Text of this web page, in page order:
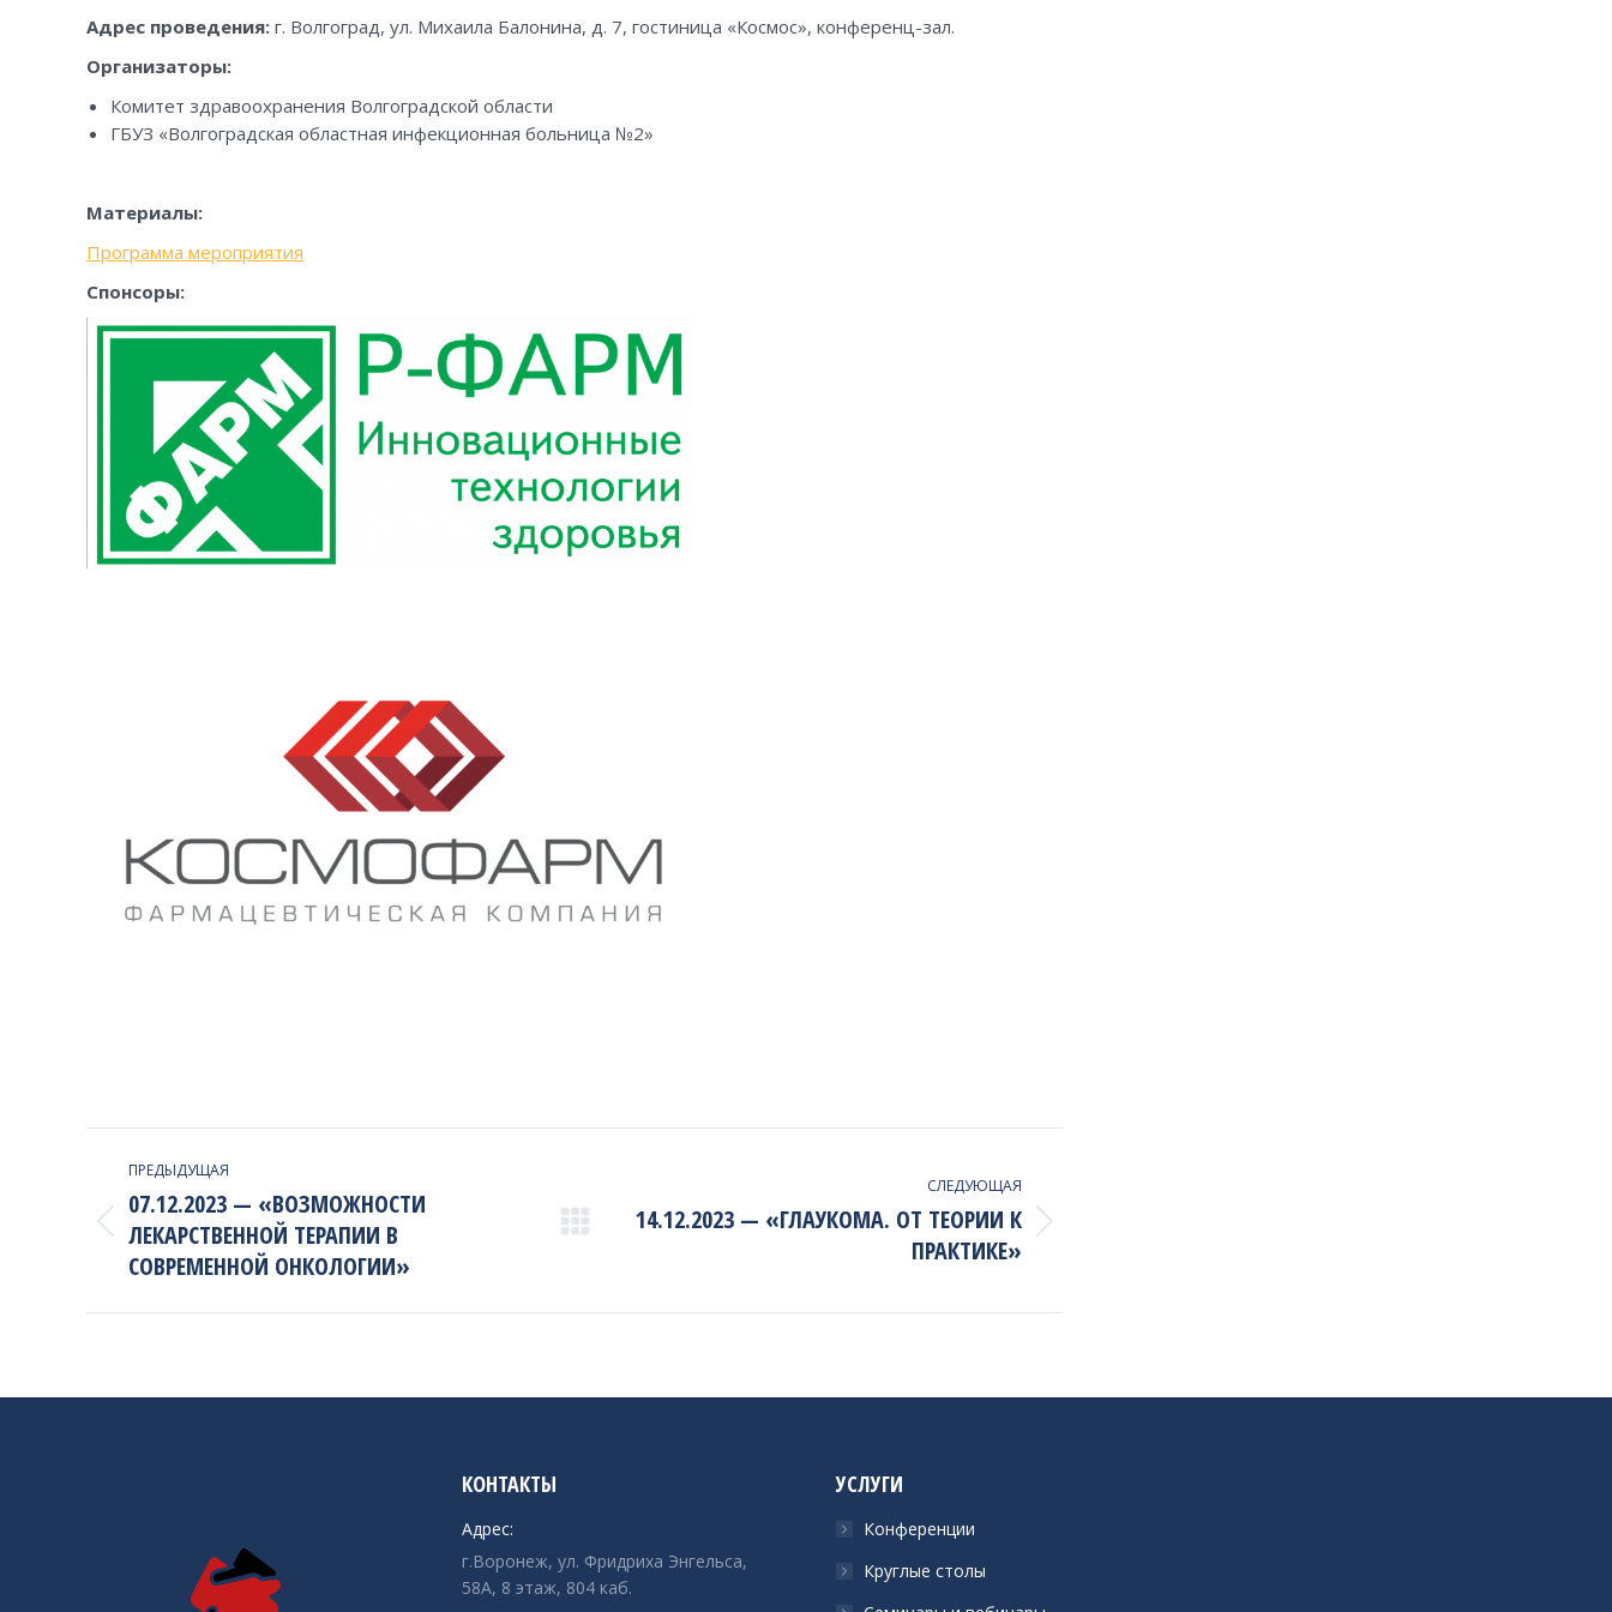
Адрес проведения: г. Волгоград, ул. Михаила Балонина, д. 7, гостиница «Космос», конференц-зал.
Организаторы:
Комитет здравоохранения Волгоградской области
ГБУЗ «Волгоградская областная инфекционная больница №2»
Материалы:
Программа мероприятия
Спонсоры:
PROJECT
NAVIGATION
ПРЕДЫДУЩАЯ
Previous
project:
07.12.2023 — «ВОЗМОЖНОСТИ
ЛЕКАРСТВЕННОЙ ТЕРАПИИ В
СОВРЕМЕННОЙ ОНКОЛОГИИ»
СЛЕДУЮЩАЯ
Next
14.12.2023 — «ГЛАУКОМА. ОТ ТЕОРИИ К
ПРАКТИКЕ»
КОНТАКТЫ
Адрес:
г.Воронеж, ул. Фридриха Энгельса,
58А, 8 этаж, 804 каб.
УСЛУГИ
Конференции
Круглые столы